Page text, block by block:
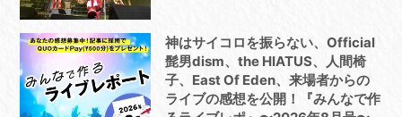
神はサイコロを振らない、Official
髭男dism、the HIATUS、人間椅
子、East Of Eden、来場者からの
ライブの感想を公開！『みんなで作